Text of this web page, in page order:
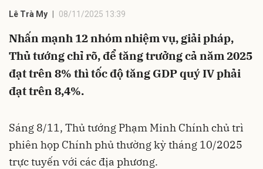
Lê Trà My 08/11/2025 13:39
Nhấn mạnh 12 nhóm nhiệm vụ, giải pháp,
Thủ tướng chỉ rõ, để tăng trưởng cả năm 2025
đạt trên 8% thì tốc độ tăng GDP quý IV phải
đạt trên 8,4%.
Sáng 8/11, Thủ tướng Phạm Minh Chính chủ trì
phiên họp Chính phủ thường kỳ tháng 10/2025
trực tuyến với các địa phương.
Hủy